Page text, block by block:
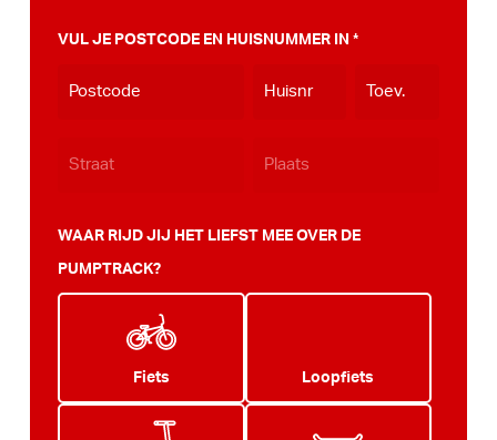
MM
JJJJ
VUL JE POSTCODE EN HUISNUMMER IN *
WAAR RIJD JIJ HET LIEFST MEE OVER DE
PUMPTRACK?
Fiets Loopfiets